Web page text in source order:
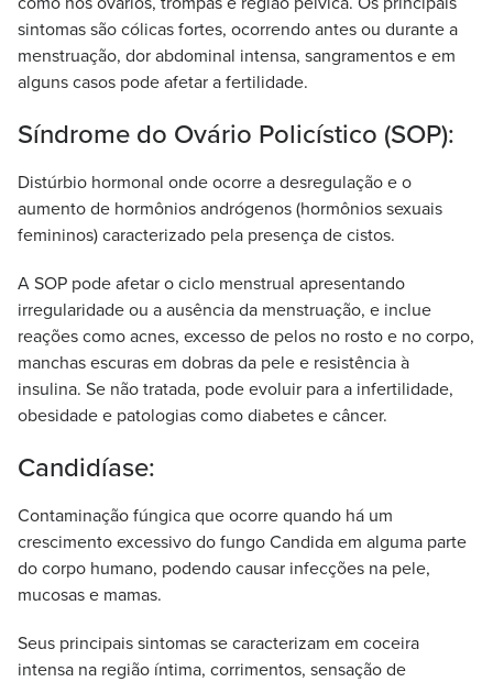
sintomas são cólicas fortes, ocorrendo antes ou durante a
menstruação, dor abdominal intensa, sangramentos e em
alguns casos pode afetar a fertilidade.
Síndrome do Ovário Policístico (SOP):
Distúrbio hormonal onde ocorre a desregulação e o
aumento de hormônios andrógenos (hormônios sexuais
femininos) caracterizado pela presença de cistos.
A SOP pode afetar o ciclo menstrual apresentando
irregularidade ou a ausência da menstruação, e inclue
reações como acnes, excesso de pelos no rosto e no corpo,
manchas escuras em dobras da pele e resistência à
insulina. Se não tratada, pode evoluir para a infertilidade,
obesidade e patologias como diabetes e câncer.
Candidíase:
Contaminação fúngica que ocorre quando há um
crescimento excessivo do fungo Candida em alguma parte
do corpo humano, podendo causar infecções na pele,
mucosas e mamas.
Seus principais sintomas se caracterizam em coceira
intensa na região íntima, corrimentos, sensação de